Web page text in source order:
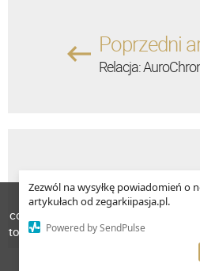
Zezwól na wysyłkę powiadomień o
artykułach od zegarkiipasja.pl.
Powered by SendPulse
Poprzedni
Relacja:
Następny
Portal „Zegarki i Pasja” -
W celu poprawienia jakości
cookies. Pozostanie na stronie
to, że pliki cookies będą